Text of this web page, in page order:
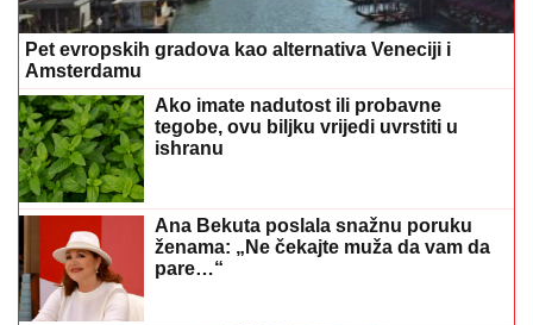
Pet evropskih gradova kao alternativa Veneciji i
Amsterdamu
Ako imate nadutost ili probavne
tegobe, ovu biljku vrijedi uvrstiti u
ishranu
Ana Bekuta poslala snažnu poruku
ženama: „Ne čekajte muža da vam da
pare…“